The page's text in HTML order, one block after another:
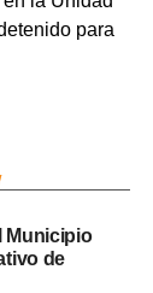
para
Municipio
de